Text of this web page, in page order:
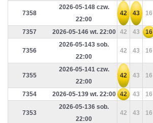
7358
2026-05-148 czw.
22:00
42 43 16
7357 2026-05-146 wt. 22:00 42 43 16
7356
2026-05-143 sob.
22:00
42 43 16
7355
2026-05-141 czw.
22:00
42 43 16
7354 2026-05-139 wt. 22:00 42 43 16
7353
2026-05-136 sob.
22:00
42 43 16